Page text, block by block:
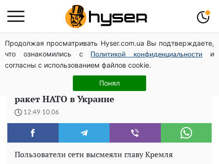
Продолжая просматривать Hyser.com.ua Вы подтверждаете,
что ознакомились с
Политикой конфиденциальности
и
согласны с использованием файлов cookie.
Понял
Дроны с наценкой: Александр Конотопский вывел
миллионы оборонного бюджета через фиктивную
фирму в Эстонии
Путин оконфузился из-за воображаемых
ракет НАТО в Украине
12:49 10.06
Пользователи сети высмеяли главу Кремля